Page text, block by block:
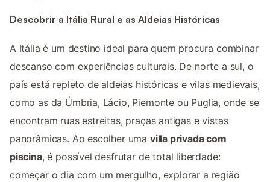
Descobrir a Itália Rural e as Aldeias Históricas
A Itália é um destino ideal para quem procura combinar
descanso com experiências culturais. De norte a sul, o
país está repleto de aldeias históricas e vilas medievais,
como as da Úmbria, Lácio, Piemonte ou Puglia, onde se
encontram ruas estreitas, praças antigas e vistas
panorâmicas. Ao escolher uma villa privada com
piscina, é possível desfrutar de total liberdade:
começar o dia com um mergulho, explorar a região